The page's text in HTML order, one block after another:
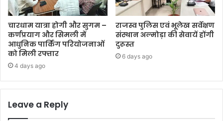
चारधाम यात्रा होगी और सुगम –
कर्णप्रयाग और सिमली में
आधुनिक पार्किंग परियोजनाओं
को मिली रफ्तार
4 days ago
राजस्व पुलिस एवं भूलेख सर्वेक्षण
संस्थान अल्मोड़ा की सेवायें होंगी
दुरूस्त
6 days ago
Leave a Reply